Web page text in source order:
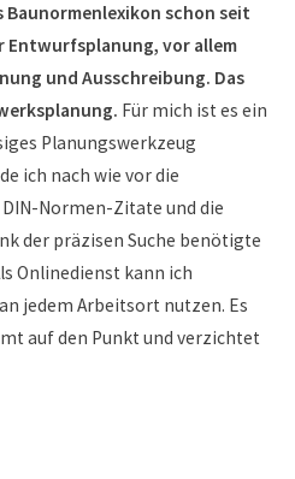
schon seit
Entwurfsplanung, vor allem
und Ausschreibung. Das
Für mich ist es ein
Planungswerkzeug
ich nach wie vor die
Normen-Zitate und die
der präzisen Suche benötigte
Onlinedienst kann ich
jedem Arbeitsort nutzen. Es
auf den Punkt und verzichtet